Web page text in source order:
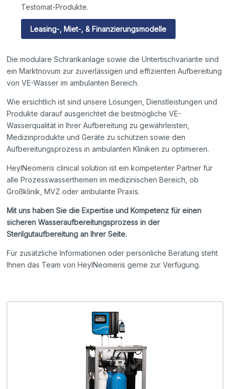
Testomat-Produkte.
Leasing-, Miet-, & Finanzierungsmodelle
Die modulare Schrankanlage sowie die Untertischvariante sind
ein Marktnovum zur zuverlässigen und effizienten Aufbereitung
von VE-Wasser im ambulanten Bereich.
Wie ersichtlich ist sind unsere Lösungen, Dienstleistungen und
Produkte darauf ausgerichtet die bestmögliche VE-
Wasserqualität in Ihrer Aufbereitung zu gewährleisten,
Medizinprodukte und Geräte zu schützen sowie den
Aufbereitungsprozess in ambulanten Kliniken zu optimieren.
HeylNeomeris clinical solution ist ein kompetenter Partner für
alle Prozesswasserthemen im medizinischen Bereich, ob
Großklinik, MVZ oder ambulante Praxis.
Mit uns haben Sie die Expertise und Kompetenz für einen
sicheren Wasseraufbereitungsprozess in der
Sterilgutaufbereitung an Ihrer Seite.
Für zusätzliche Informationen oder persönliche Beratung steht
Ihnen das Team von HeylNeomeris gerne zur Verfügung.